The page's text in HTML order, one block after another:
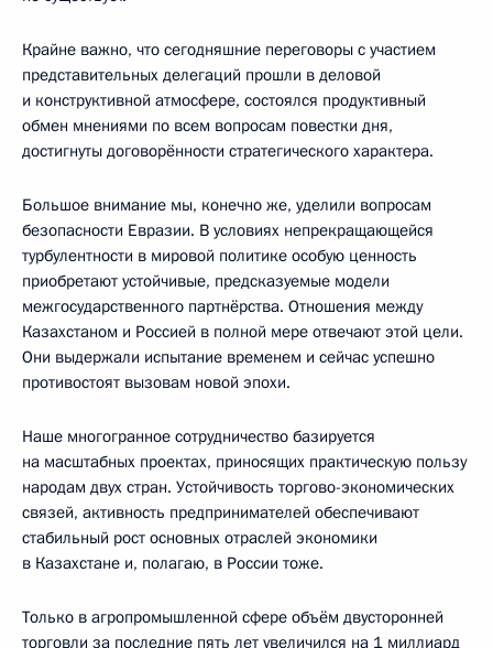
Крайне важно, что сегодняшние переговоры с участием
представительных делегаций прошли в деловой
и конструктивной атмосфере, состоялся продуктивный
обмен мнениями по всем вопросам повестки дня,
достигнуты договорённости стратегического характера.
Большое внимание мы, конечно же, уделили вопросам
безопасности Евразии. В условиях непрекращающейся
турбулентности в мировой политике особую ценность
приобретают устойчивые, предсказуемые модели
межгосударственного партнёрства. Отношения между
Казахстаном и Россией в полной мере отвечают этой цели.
Они выдержали испытание временем и сейчас успешно
противостоят вызовам новой эпохи.
Наше многогранное сотрудничество базируется
на масштабных проектах, приносящих практическую пользу
народам двух стран. Устойчивость торгово-экономических
связей, активность предпринимателей обеспечивают
стабильный рост основных отраслей экономики
в Казахстане и, полагаю, в России тоже.
Только в агропромышленной сфере объём двусторонней
торговли за последние пять лет увеличился на 1 миллиард